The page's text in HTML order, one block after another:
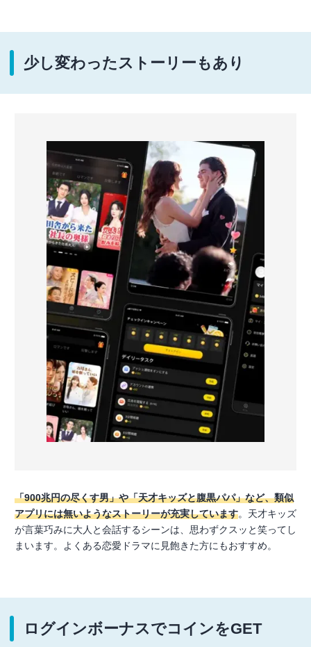
少し変わったストーリーもあり
「900兆円の尽くす男」や「天才キッズと腹黒パパ」など、類似
アプリには無いようなストーリーが充実しています。天才キッズ
が言葉巧みに大人と会話するシーンは、思わずクスッと笑ってし
まいます。よくある恋愛ドラマに見飽きた方にもおすすめ。
ログインボーナスでコインをGET